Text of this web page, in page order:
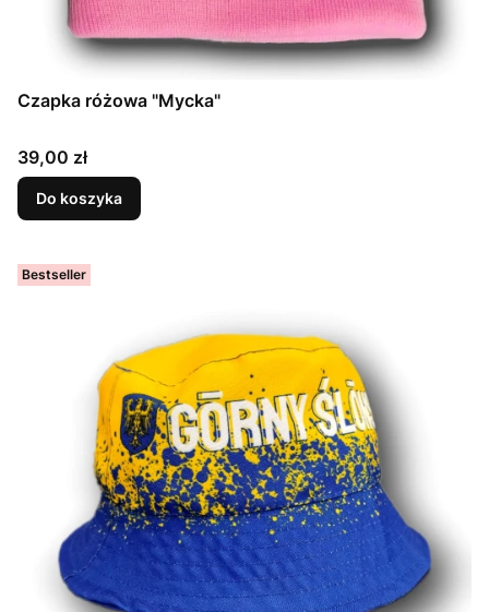
Czapka różowa "Mycka"
Cena
39,00 zł
Do koszyka
Bestseller